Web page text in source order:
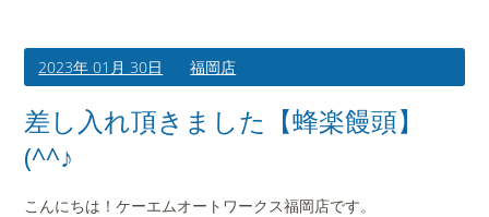
買取査定のご案内
店舗案内
2023年 01月 30日 福岡店
差し入れ頂きました【蜂楽饅頭】
(^^♪
こんにちは！ケーエムオートワークス福岡店です。